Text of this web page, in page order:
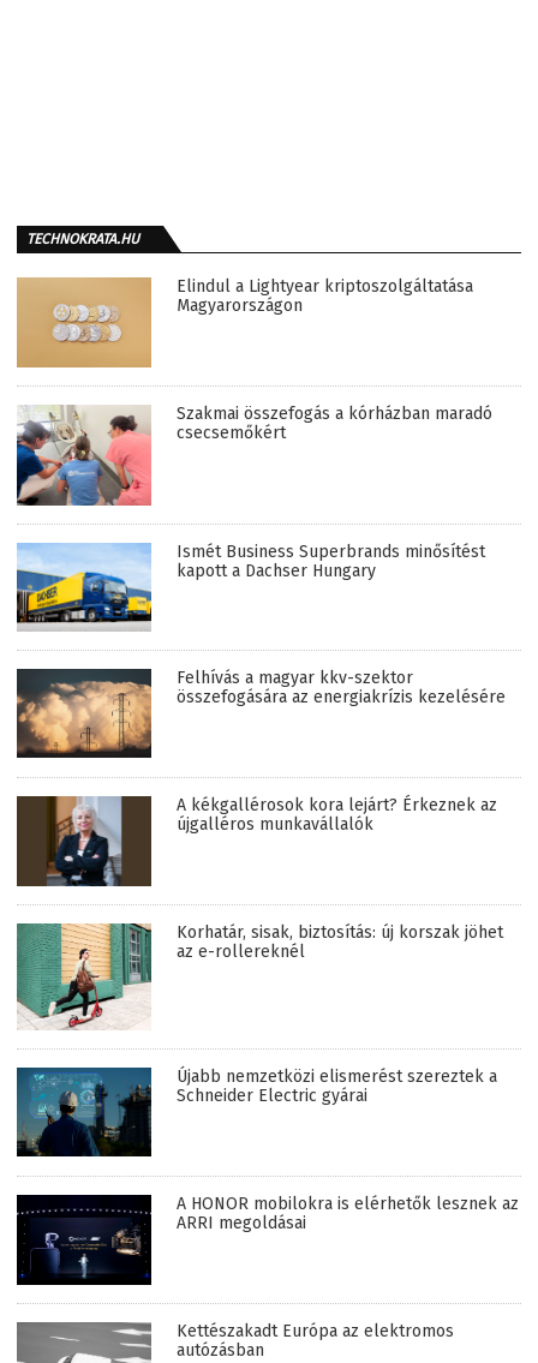
TECHNOKRATA.HU
Elindul a Lightyear kriptoszolgáltatása
Magyarországon
Szakmai összefogás a kórházban maradó
csecsemőkért
Ismét Business Superbrands minősítést
kapott a Dachser Hungary
Felhívás a magyar kkv-szektor
összefogására az energiakrízis kezelésére
A kékgallérosok kora lejárt? Érkeznek az
újgalléros munkavállalók
Korhatár, sisak, biztosítás: új korszak jöhet
az e-rollereknél
Újabb nemzetközi elismerést szereztek a
Schneider Electric gyárai
A HONOR mobilokra is elérhetők lesznek az
ARRI megoldásai
Kettészakadt Európa az elektromos
autózásban